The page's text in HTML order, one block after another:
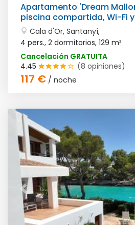
Apartamento 'Dream
piscina compartida, Wi-Fi
acondicionado.
Cala d'Or, Santanyí,
4 pers., 2 dormitorios, 129 m²
Cancelación GRATUITA
4.45
(8 opiniones)
117 € / noche